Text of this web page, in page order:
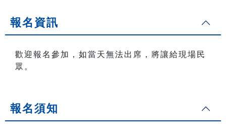
報名資訊
歡迎報名參加，如當天無法出席，將讓給現場民
眾。
報名須知